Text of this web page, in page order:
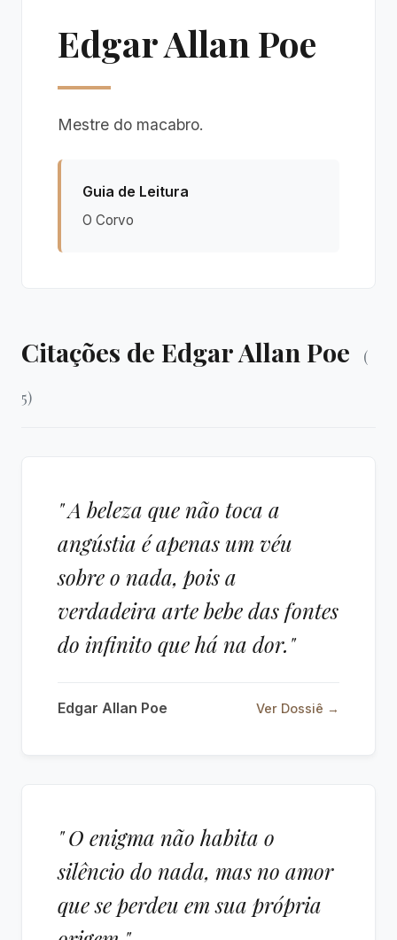
Edgar Allan Poe
Mestre do macabro.
Guia de Leitura
O Corvo
Citações de Edgar Allan Poe (
5)
" A beleza que não toca a
angústia é apenas um véu
sobre o nada, pois a
verdadeira arte bebe das fontes
do infinito que há na dor."
Edgar Allan Poe Ver Dossiê →
" O enigma não habita o
silêncio do nada, mas no amor
que se perdeu em sua própria